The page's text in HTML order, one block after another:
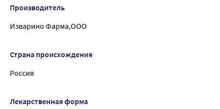
Производитель
Изварино Фарма,ООО
Страна происхождения
Россия
Лекарственная форма